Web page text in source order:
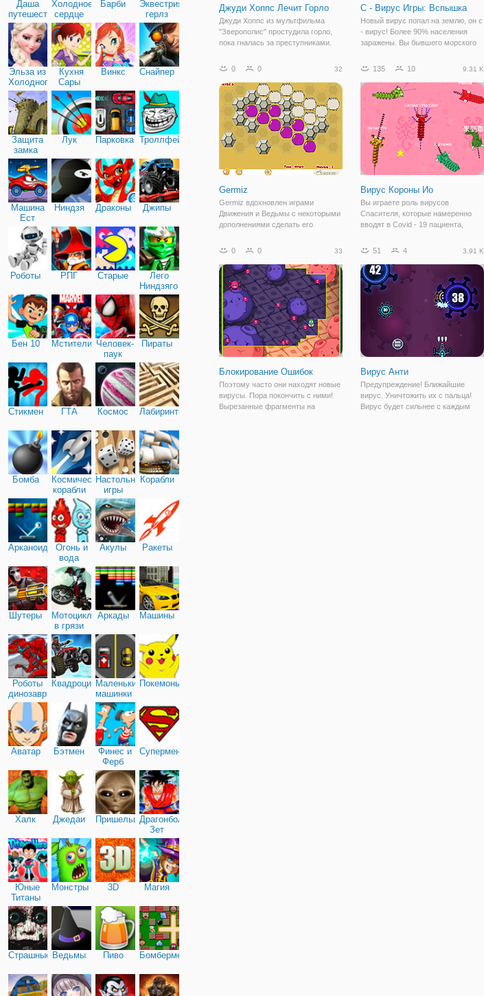
Даша
путешественница
Холодное
сердце
Барби
Эквестрия
герлз
Эльза из
Холодного
сердца
Кухня
Сары
Винкс Снайпер
Защита
замка
Лук Парковка Троллфейс
Машина
Ест
Машину
Ниндзя Драконы Джипы
Роботы РПГ Старые
Лего
Ниндзяго
Бен 10 Мстители Человек-
паук
Пираты
Стикмен ГТА Космос Лабиринты
Бомба
Космические
корабли
Настольные
игры
Корабли
Арканоид
Огонь и
вода
Акулы Ракеты
Шутеры
Мотоциклы
в грязи
Аркады Машины
Роботы
динозавры
КвадроциклыМаленькие
машинки
Покемоны
Аватар Бэтмен
Финес и
Ферб
Супермен
Халк Джедаи ПришельцыДрагонболл
Зет
Юные
Титаны
Монстры 3D Магия
Страшные Ведьмы Пиво Бомбермен
Джуди Хоппс Лечит Горло
Джуди Хоппс из мультфильма
"Зверополис" простудила горло,
пока гналась за преступниками.
онлайн игре "Джуди Хоппс Лечит
флеш аркада для девочек на
С - Вирус Игры: Вспышка
Новый вирус попал на землю, он с
- вирус! Более 90% населения
заражены. Вы бывшего морского
стрессом, сделать свой путь,
живых!
0 0 32
Germiz
Germiz вдохновлен играми
Движения и Ведьмы с некоторыми
дополнениями сделать его
микро - организм (микроб),
распространиться, дублируя и
заражая другие клетки. в
некоторой
135 10 9.31 K
Вирус Короны Ио
Вы играете роль вирусов
Спасителя, которые намеренно
вводят в Covid - 19 пациента,
вирусы и убить их. Ваша цель-
Если ваш нос трогает и убивает
вирусы корона, нос
0 0 33
Блокирование Ошибок
Поэтому часто они находят новые
вирусы. Пора покончить с ними!
Вырезанные фрагменты на
51 4 3.91 K
Вирус Анти
Предупреждение! Ближайшие
вирус. Уничтожить их с пальца!
Вирус будет сильнее с каждым